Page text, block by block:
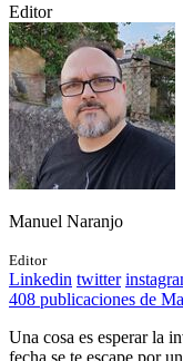
Editor
Manuel Naranjo
Editor
Linkedin twitter
408 publicaciones de
Una cosa es esperar la
fecha se te escape por